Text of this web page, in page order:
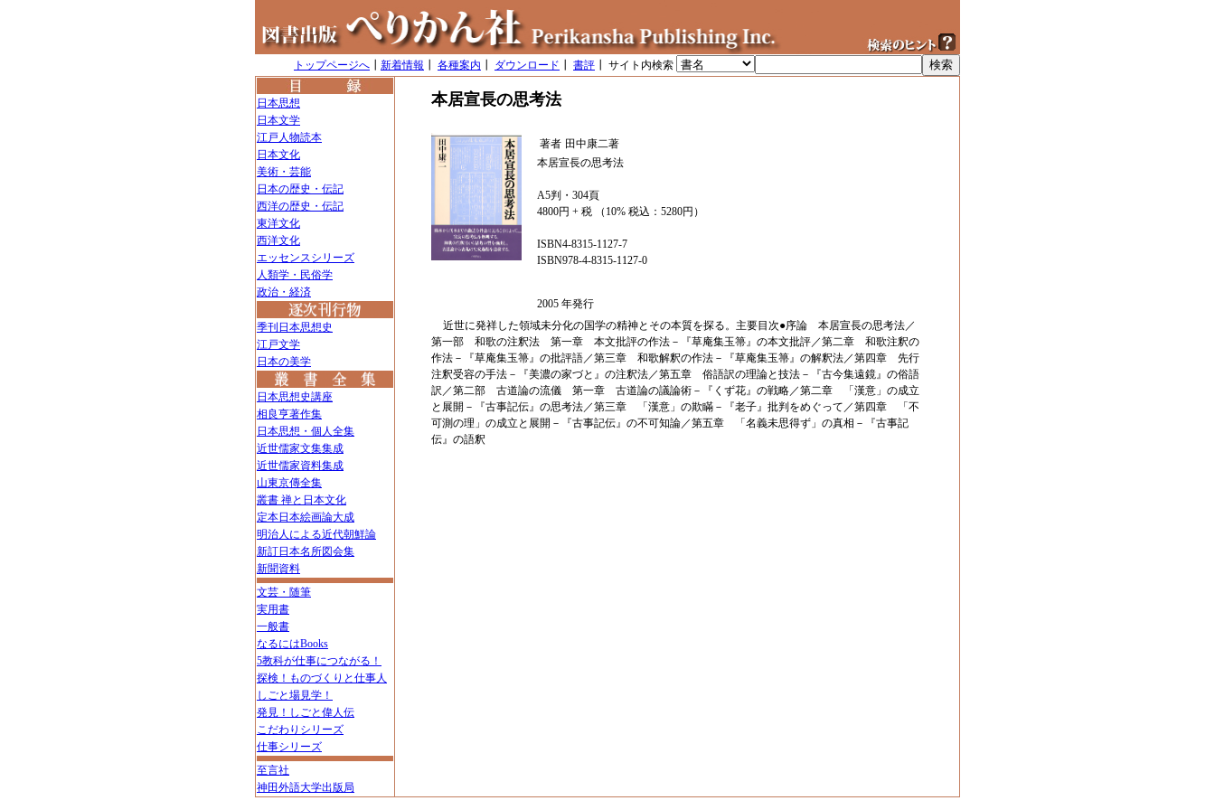
トップページへ 新着情報 各種案内 ダウンロード 書評 ┃ サイト内検索
日本思想
日本文学
江戸人物読本
日本文化
美術・芸能
日本の歴史・伝記
西洋の歴史・伝記
東洋文化
西洋文化
エッセンスシリーズ
人類学・民俗学
政治・経済
季刊日本思想史
江戸文学
日本の美学
日本思想史講座
相良亨著作集
日本思想・個人全集
近世儒家文集集成
近世儒家資料集成
山東京傳全集
叢書 禅と日本文化
定本日本絵画論大成
明治人による近代朝鮮論
新訂日本名所図会集
新聞資料
文芸・随筆
実用書
一般書
なるにはBooks
5教科が仕事につながる！
探検！ものづくりと仕事人
しごと場見学！
発見！しごと偉人伝
こだわりシリーズ
仕事シリーズ
至言社
神田外語大学出版局
本居宣長の思考法
著者 田中康二著
本居宣長の思考法
A5判・304頁
4800円 + 税 （10% 税込：5280円）
ISBN4-8315-1127-7
ISBN978-4-8315-1127-0
2005 年発行
近世に発祥した領域未分化の国学の精神とその本質を探る。主要目次●序論 本居宣長の思考法／
第一部 和歌の注釈法 第一章 本文批評の作法－『草庵集玉箒』の本文批評／第二章 和歌注釈の
作法－『草庵集玉箒』の批評語／第三章 和歌解釈の作法－『草庵集玉箒』の解釈法／第四章 先行
注釈受容の手法－『美濃の家づと』の注釈法／第五章 俗語訳の理論と技法－『古今集遠鏡』の俗語
訳／第二部 古道論の流儀 第一章 古道論の議論術－『くず花』の戦略／第二章 「漢意」の成立
と展開－『古事記伝』の思考法／第三章 「漢意」の欺瞞－『老子』批判をめぐって／第四章 「不
可測の理」の成立と展開－『古事記伝』の不可知論／第五章 「名義未思得ず」の真相－『古事記
伝』の語釈